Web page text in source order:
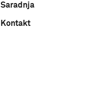
Saradnja
Kontakt